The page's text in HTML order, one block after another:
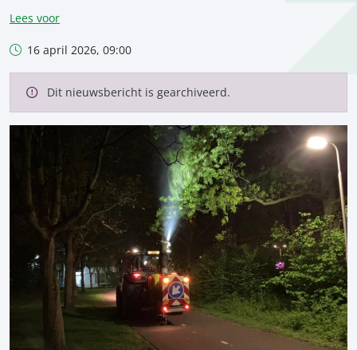
Lees voor
16 april 2026, 09:00
Dit nieuwsbericht is gearchiveerd.